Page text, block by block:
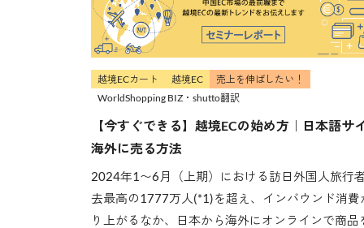
越境ECカート 越境EC
売上を伸ばしたい！
WorldShopping BIZ・shutto翻訳
【今すぐできる】越境ECの始め方｜日本語サ
海外に売る方法
2024年1〜6月（上期）における訪日外国人旅行
去最高の1777万人(*1)を超え、インバウンド消費
り上がるなか、日本から海外にオンラインで商品